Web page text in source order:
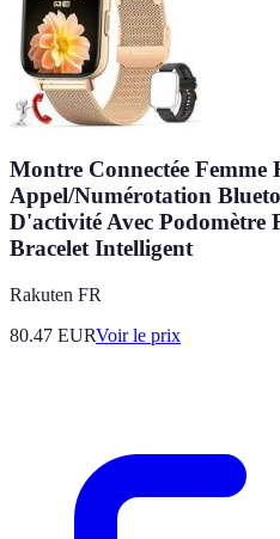
Montre Connectée Femme
Appel/Numérotation
D'activité Avec Podomètre
Bracelet Intelligent
Rakuten FR
80.47 EURVoir le prix